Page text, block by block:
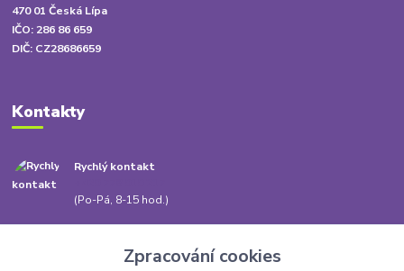
470 01 Česká Lípa
IČO: 286 86 659
DIČ: CZ28686659
Kontakty
Rychlý kontakt
(Po-Pá, 8-15 hod.)
Zpracování cookies